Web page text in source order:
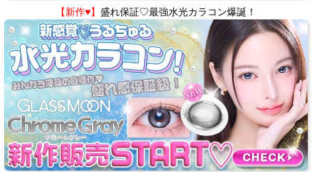
【新作♥】 盛れ保証♡最強水光カラコン爆誕！